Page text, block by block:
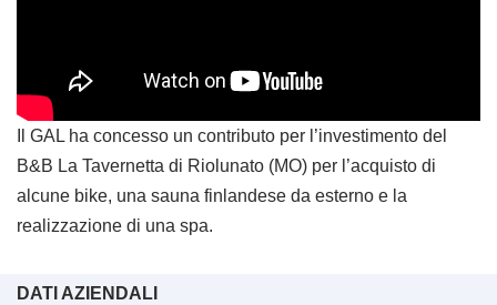
Il GAL ha concesso un contributo per l’investimento del
B&B La Tavernetta di Riolunato (MO) per l’acquisto di
alcune bike, una sauna finlandese da esterno e la
realizzazione di una spa.
DATI AZIENDALI